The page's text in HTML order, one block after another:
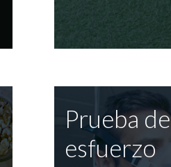
Prueba de
esfuerzo